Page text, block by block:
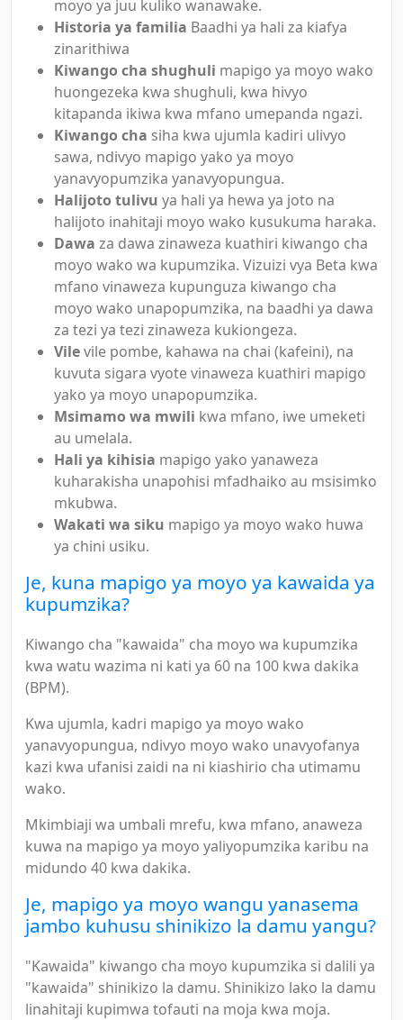
moyo ya juu kuliko wanawake.
Historia ya familia Baadhi ya hali za kiafya
zinarithiwa
Kiwango cha shughuli mapigo ya moyo wako
huongezeka kwa shughuli, kwa hivyo
kitapanda ikiwa kwa mfano umepanda ngazi.
Kiwango cha siha kwa ujumla kadiri ulivyo
sawa, ndivyo mapigo yako ya moyo
yanavyopumzika yanavyopungua.
Halijoto tulivu ya hali ya hewa ya joto na
halijoto inahitaji moyo wako kusukuma haraka.
Dawa za dawa zinaweza kuathiri kiwango cha
moyo wako wa kupumzika. Vizuizi vya Beta kwa
mfano vinaweza kupunguza kiwango cha
moyo wako unapopumzika, na baadhi ya dawa
za tezi ya tezi zinaweza kukiongeza.
Vilevile pombe, kahawa na chai (kafeini), na
kuvuta sigara vyote vinaweza kuathiri mapigo
yako ya moyo unapopumzika.
Msimamo wa mwili kwa mfano, iwe umeketi
au umelala.
Hali ya kihisia mapigo yako yanaweza
kuharakisha unapohisi mfadhaiko au msisimko
mkubwa.
Wakati wa siku mapigo ya moyo wako huwa
ya chini usiku.
Je, kuna mapigo ya moyo ya kawaida ya
kupumzika?
Kiwango cha "kawaida" cha moyo wa kupumzika
kwa watu wazima ni kati ya 60 na 100 kwa dakika
(BPM).
Kwa ujumla, kadri mapigo ya moyo wako
yanavyopungua, ndivyo moyo wako unavyofanya
kazi kwa ufanisi zaidi na ni kiashirio cha utimamu
wako.
Mkimbiaji wa umbali mrefu, kwa mfano, anaweza
kuwa na mapigo ya moyo yaliyopumzika karibu na
midundo 40 kwa dakika.
Je, mapigo ya moyo wangu yanasema
jambo kuhusu shinikizo la damu yangu?
"Kawaida" kiwango cha moyo kupumzika si dalili ya
"kawaida" shinikizo la damu. Shinikizo lako la damu
linahitaji kupimwa tofauti na moja kwa moja.